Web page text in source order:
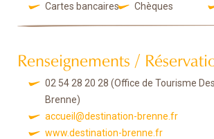
Cartes bancaires Chèques
Renseignements /
02 54 28 20 28 (Office de Tourisme
Brenne)
accueil@destination-brenne.fr
www.destination-brenne.fr